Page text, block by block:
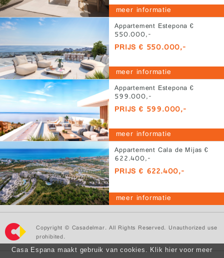
meer informatie
Appartement Estepona €
550.000,-
PRIJS € 550.000,-
meer informatie
Appartement Estepona €
599.000,-
PRIJS € 599.000,-
meer informatie
Appartement Cala de Mijas €
622.400,-
PRIJS € 622.400,-
meer informatie
Copyright © Casadelmar. All Rights Reserved. Unauthorized use
prohibited.
Casa Espana maakt gebruik van cookies. Klik hier voor meer